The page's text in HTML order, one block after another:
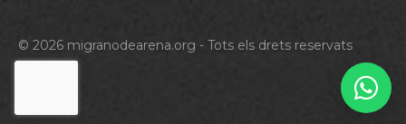
© 2026 migranodearena.org - Tots els drets reservats